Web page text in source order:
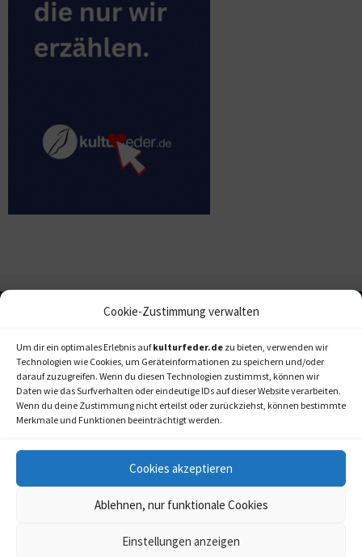
Cookie-Zustimmung verwalten
Um dir ein optimales Erlebnis aufkulturfeder.de zu bieten, verwenden wir
Technologien wie Cookies, um Geräteinformationen zu speichern und/oder
darauf zuzugreifen. Wenn du diesen Technologien zustimmst, können wir
Daten wie das Surfverhalten oder eindeutige IDs auf dieser Website verarbeiten.
Wenn du deine Zustimmung nicht erteilst oder zurückziehst, können bestimmte
Merkmale und Funktionen beeinträchtigt werden.
Cookies akzeptieren
Ablehnen, nur funktionale Cookies
Einstellungen anzeigen
© 2006-2020 LAPPmedien+events
kulturfeder.de –